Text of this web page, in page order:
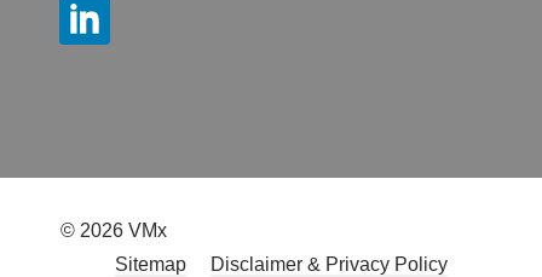
© 2026 VMx
Sitemap
Disclaimer & Privacy Policy